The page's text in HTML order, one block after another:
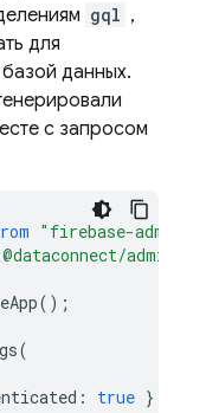
gql ,
для
данных.
с запросом
"firebase-admin/
admin-
();
(
: true }